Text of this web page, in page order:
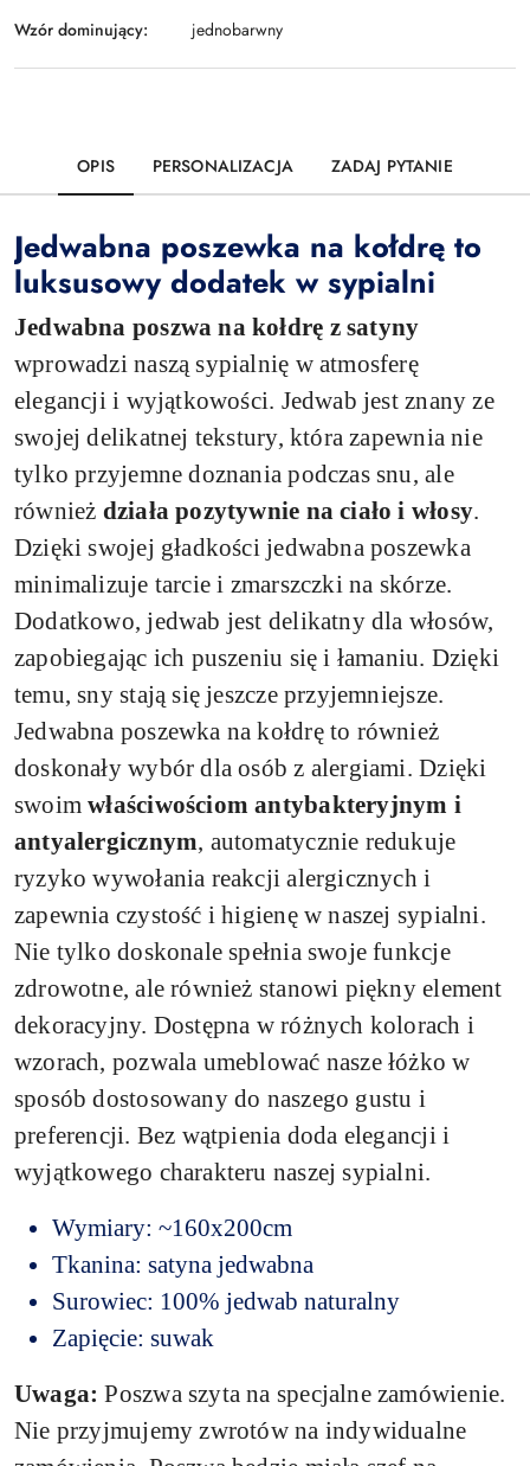
Wzór dominujący:
jednobarwny
OPIS PERSONALIZACJA ZADAJ PYTANIE
Jedwabna poszewka na kołdrę to
luksusowy dodatek w sypialni
Jedwabna poszwa na kołdrę z satyny
wprowadzi naszą sypialnię w atmosferę
elegancji i wyjątkowości. Jedwab jest znany ze
swojej delikatnej tekstury, która zapewnia nie
tylko przyjemne doznania podczas snu, ale
również działa pozytywnie na ciało i włosy.
Dzięki swojej gładkości jedwabna poszewka
minimalizuje tarcie i zmarszczki na skórze.
Dodatkowo, jedwab jest delikatny dla włosów,
zapobiegając ich puszeniu się i łamaniu. Dzięki
temu, sny stają się jeszcze przyjemniejsze.
Jedwabna poszewka na kołdrę to również
doskonały wybór dla osób z alergiami. Dzięki
swoimwłaściwościom antybakteryjnym i
antyalergicznym, automatycznie redukuje
ryzyko wywołania reakcji alergicznych i
zapewnia czystość i higienę w naszej sypialni.
Nie tylko doskonale spełnia swoje funkcje
zdrowotne, ale również stanowi piękny element
dekoracyjny. Dostępna w różnych kolorach i
wzorach, pozwala umeblować nasze łóżko w
sposób dostosowany do naszego gustu i
preferencji. Bez wątpienia doda elegancji i
wyjątkowego charakteru naszej sypialni.
Wymiary: ~160x200cm
Tkanina: satyna jedwabna
Surowiec: 100% jedwab naturalny
Zapięcie: suwak
Uwaga: Poszwa szyta na specjalne zamówienie.
Nie przyjmujemy zwrotów na indywidualne